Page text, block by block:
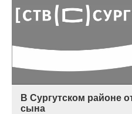
В Сургутском районе
сына